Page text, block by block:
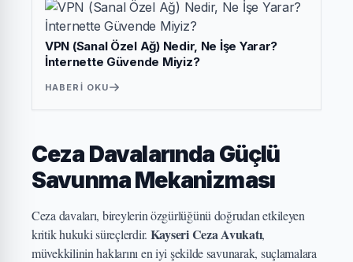
VPN (Sanal Özel Ağ) Nedir, Ne İşe Yarar?
İnternette Güvende Miyiz?
HABERI OKU
Ceza Davalarında Güçlü
Savunma Mekanizması
Ceza davaları, bireylerin özgürlüğünü doğrudan etkileyen
kritik hukuki süreçlerdir. Kayseri Ceza Avukatı,
müvekkilinin haklarını en iyi şekilde savunarak, suçlamalara